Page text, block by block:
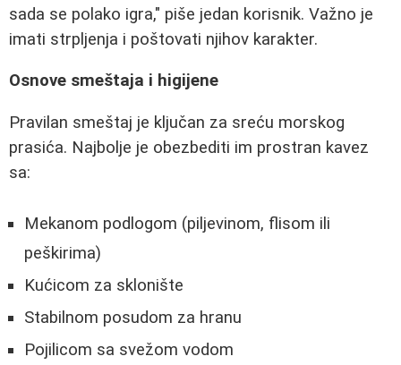
sada se polako igra," piše jedan korisnik. Važno je
imati strpljenja i poštovati njihov karakter.
Osnove smeštaja i higijene
Pravilan smeštaj je ključan za sreću morskog
prasića. Najbolje je obezbediti im prostran kavez
sa:
Mekanom podlogom (piljevinom, flisom ili
peškirima)
Kućicom za sklonište
Stabilnom posudom za hranu
Pojilicom sa svežom vodom